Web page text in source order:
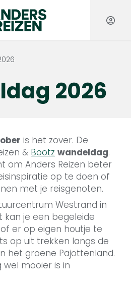
Reizen
2026
is het zover. De
& Bootz wandeldag.
om Anders Reizen beter
op te doen of
met je reisgenoten.
Westrand in
kan je een begeleide
er op eigen houtje te
op uit trekken langs de
het groene Pajottenland.
mooier is in